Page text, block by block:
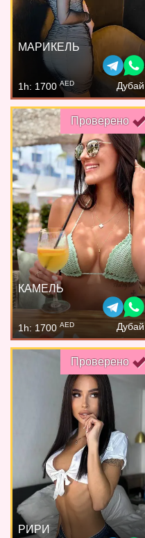
МАРИКЕЛЬ
1h: 1700AED Дубай
Проверено
КАМЕЛЬ
1h: 1700 AED Дубай
Проверено
РИРИ